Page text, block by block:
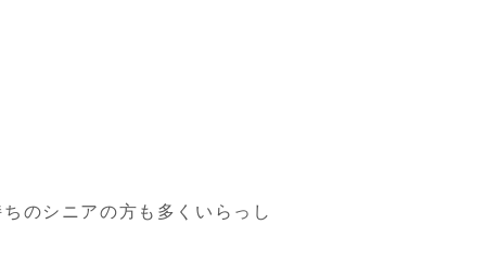
のシニアの方も多くいらっし